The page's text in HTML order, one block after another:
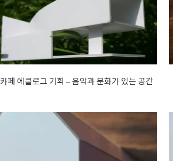
카페 에클로그 기획 – 음악과 문화가 있는 공간